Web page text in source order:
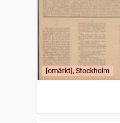
[omärkt], Stockholm